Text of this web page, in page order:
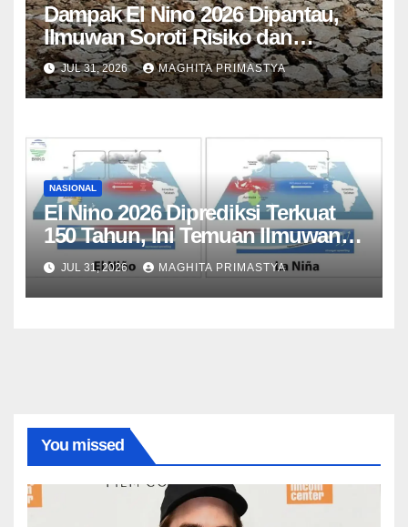
Dampak El Nino 2026 Dipantau,
Ilmuwan Soroti Risiko dan
Mitigasi
JUL 31, 2026 MAGHITA PRIMASTYA
NASIONAL
El Nino 2026 Diprediksi Terkuat
150 Tahun, Ini Temuan Ilmuwan
Iklim
JUL 31, 2026 MAGHITA PRIMASTYA
You missed